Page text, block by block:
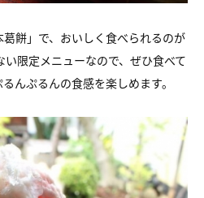
餅」で、おいしく食べられるのが
限定メニューなので、ぜひ食べて
んぷるんの食感を楽しめます。